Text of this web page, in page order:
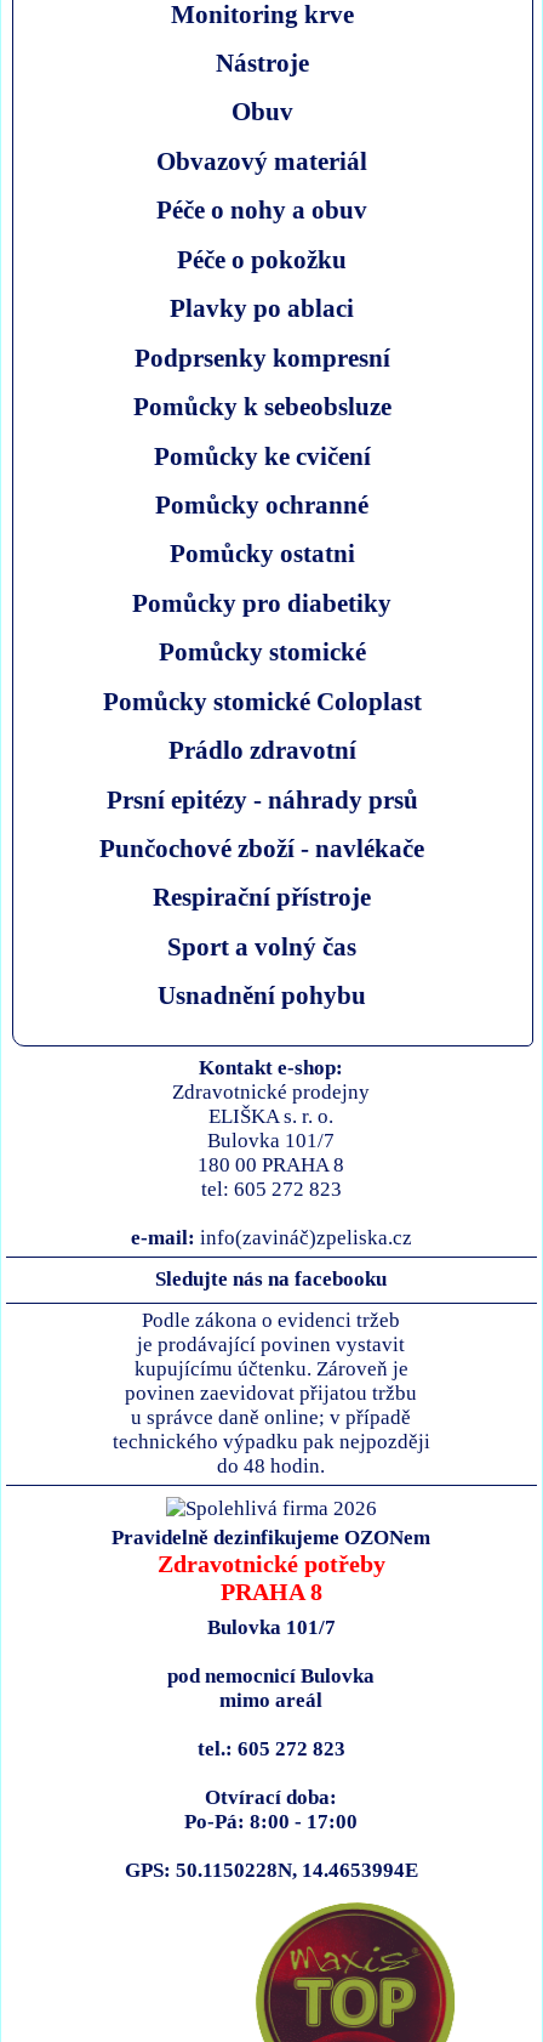
Monitoring krve
Nástroje
Obuv
Obvazový materiál
Péče o nohy a obuv
Péče o pokožku
Plavky po ablaci
Podprsenky kompresní
Pomůcky k sebeobsluze
Pomůcky ke cvičení
Pomůcky ochranné
Pomůcky ostatni
Pomůcky pro diabetiky
Pomůcky stomické
Pomůcky stomické Coloplast
Prádlo zdravotní
Prsní epitézy - náhrady prsů
Punčochové zboží - navlékače
Respirační přístroje
Sport a volný čas
Usnadnění pohybu
Kontakt e-shop:
Zdravotnické prodejny
ELIŠKA s. r. o.
Bulovka 101/7
180 00 PRAHA 8
tel: 605 272 823
e-mail: info(zavináč)zpeliska.cz
Sledujte nás na facebooku
Podle zákona o evidenci tržeb
je prodávající povinen vystavit
kupujícímu účtenku. Zároveň je
povinen zaevidovat přijatou tržbu
u správce daně online; v případě
technického výpadku pak nejpozději
do 48 hodin.
Pravidelně dezinfikujeme OZONem
Zdravotnické potřeby
PRAHA 8
Bulovka 101/7
pod nemocnicí Bulovka
mimo areál
tel.: 605 272 823
Otvírací doba:
Po-Pá: 8:00 - 17:00
GPS: 50.1150228N, 14.4653994E